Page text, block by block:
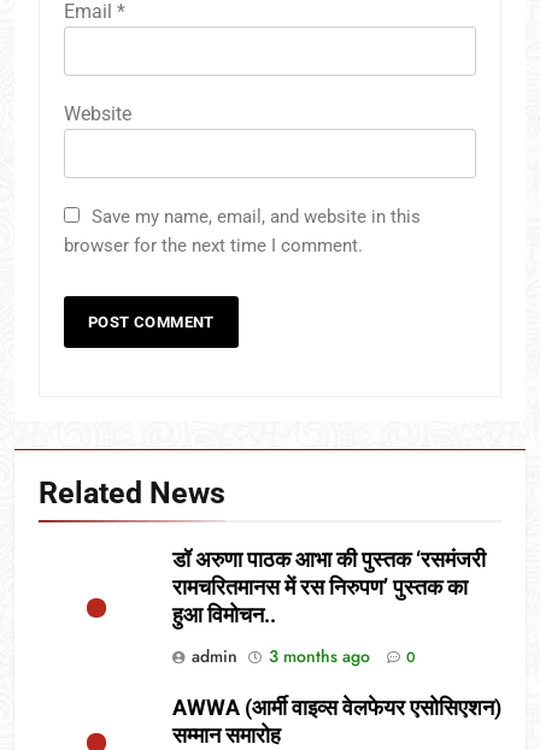
Email *
Website
Save my name, email, and website in this
browser for the next time I comment.
Related News
डॉ अरुणा पाठक आभा की पुस्तक ‘रसमंजरी
रामचरितमानस में रस निरुपण’ पुस्तक का
हुआ विमोचन..
admin
3 months ago 0
AWWA (आर्मी वाइव्स वेलफेयर एसोसिएशन)
सम्मान समारोह